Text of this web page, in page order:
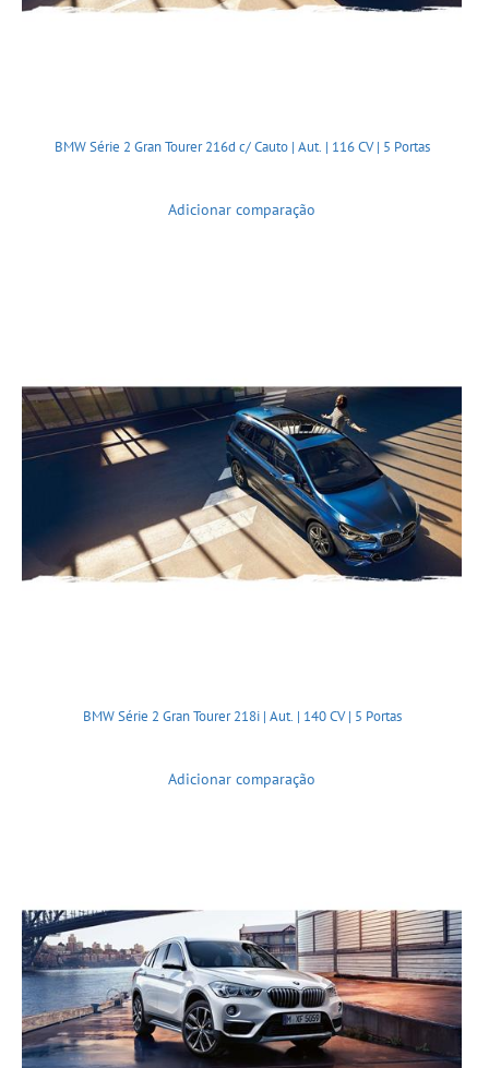
BMW Série 2 Gran Tourer 216d c/ Cauto | Aut. | 116 CV | 5 Portas
Adicionar comparação
BMW Série 2 Gran Tourer 218i | Aut. | 140 CV | 5 Portas
Adicionar comparação